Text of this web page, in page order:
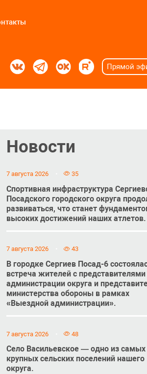
Прямой
Новости
7 августа 2026 35
Спортивная инфраструктура
Посадского городского округа
развиваться, что станет
высоких достижений наших атлетов.
7 августа 2026 43
В городке Сергиев Посад-6
встреча жителей с представителями
администрации округа и
министерства обороны в рамках
«Выездной администрации».
7 августа 2026 48
Село Васильевское — одно из самых
крупных сельских поселений нашего
округа.